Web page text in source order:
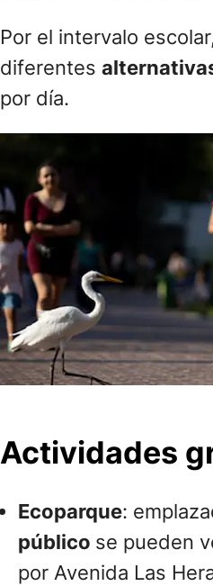
Por el intervalo
diferentes
por día.
Actividades
Ecoparque:
público se pueden
por Avenida Las